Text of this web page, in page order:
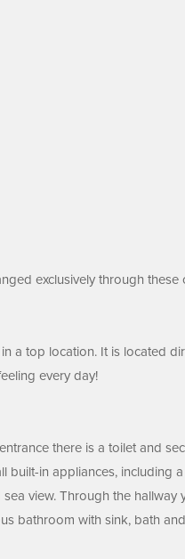
exclusively through these
a top location. It is located
every day!
there is a toilet and
built-in appliances, including
view. Through the hallway
bathroom with sink, bath